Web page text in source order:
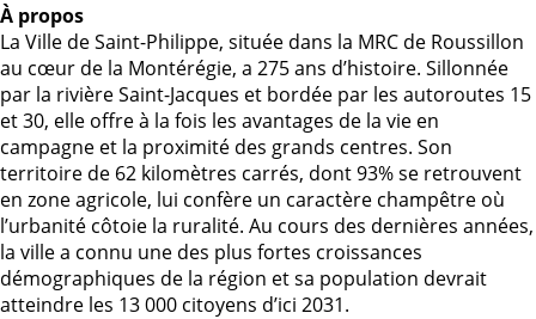
À propos
La Ville de Saint-Philippe, située dans la MRC de Roussillon
au cœur de la Montérégie, a 275 ans d’histoire. Sillonnée
par la rivière Saint-Jacques et bordée par les autoroutes 15
et 30, elle offre à la fois les avantages de la vie en
campagne et la proximité des grands centres. Son
territoire de 62 kilomètres carrés, dont 93% se retrouvent
en zone agricole, lui confère un caractère champêtre où
l’urbanité côtoie la ruralité. Au cours des dernières années,
la ville a connu une des plus fortes croissances
démographiques de la région et sa population devrait
atteindre les 13 000 citoyens d’ici 2031.